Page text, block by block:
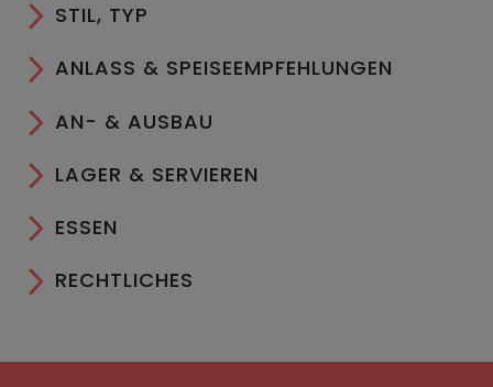
STIL, TYP
ANLASS & SPEISEEMPFEHLUNGEN
AN- & AUSBAU
LAGER & SERVIEREN
ESSEN
RECHTLICHES